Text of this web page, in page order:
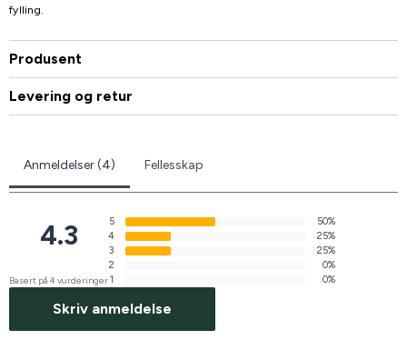
fylling.
Produsent
Levering og retur
Anmeldelser (4) Fellesskap
4.3
Basert på 4 vurderinger
5
50%
4
25%
3
25%
2
0%
1
0%
Skriv anmeldelse